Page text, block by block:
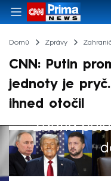
Domů Zprávy
CNN: Putin
jednoty je
ihned otočil
Žádná